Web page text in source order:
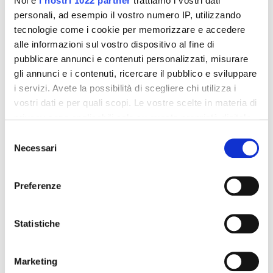
personali, ad esempio il vostro numero IP, utilizzando
tecnologie come i cookie per memorizzare e accedere
alle informazioni sul vostro dispositivo al fine di
pubblicare annunci e contenuti personalizzati, misurare
gli annunci e i contenuti, ricercare il pubblico e sviluppare
i servizi. Avete la possibilità di scegliere chi utilizza i
vostri dati e per quali scopi. Le vostre scelte in materia di
modificare o revocare il proprio consenso in qualsiasi
momento dalla Dichiarazione sui cookie o facendo clic
raccogliere informazioni sulla tua posizione
geografica, con un'approssimazione di qualche
Identificare il tuo dispositivo, scansionandolo
delNecessari
Preferenze
Statistiche
Marketing
Formato:
Confezione da 30 compresse orosolubili.
Dettagli del prodotto
Altri prodotti che potrebbero